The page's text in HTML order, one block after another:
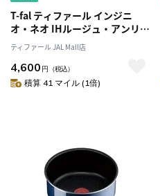
T-fal ティファール インジニ
オ・ネオ IHルージュ・アンリミ
テッド フライパン22cm
L38303 IH・ガス火対応
ティファール JAL Mall店
4,600 円 （税込）
積算 41 マイル (1倍)